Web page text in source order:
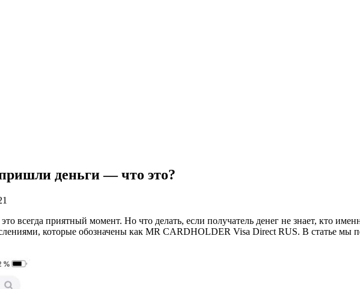
деньги — что это?
всегда приятный момент. Но что делать, если получатель денег не знает, кто
которые обозначены как MR CARDHOLDER Visa Direct RUS. В статье мы